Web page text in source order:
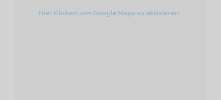
Hier Klicken, um Google Maps zu aktivieren